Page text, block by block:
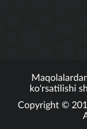
ko'rsatilishi
Copyright ©